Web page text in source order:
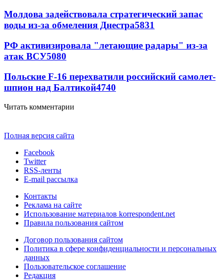
Молдова задействовала стратегический запас
воды из-за обмеления Днестра5831
РФ активизировала "летающие радары" из-за
атак ВСУ5080
Польские F-16 перехватили российский самолет-
шпион над Балтикой4740
Читать комментарии
Полная версия сайта
Facebook
Twitter
RSS-ленты
E-mail рассылка
Контакты
Реклама на сайте
Использование материалов korrespondent.net
Правила пользования сайтом
Договор пользования сайтом
Политика в сфере конфиденциальности и персональных
данных
Пользовательское соглашение
Редакция